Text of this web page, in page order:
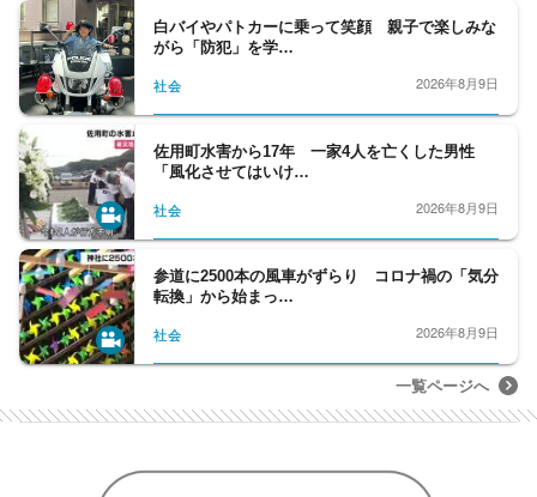
白バイやパトカーに乗って笑顔 親子で楽しみな
がら「防犯」を学…
社会 2026年8月9日
佐用町水害から17年 一家4人を亡くした男性
「風化させてはいけ…
社会 2026年8月9日
参道に2500本の風車がずらり コロナ禍の「気分
転換」から始まっ…
社会 2026年8月9日
一覧ページへ